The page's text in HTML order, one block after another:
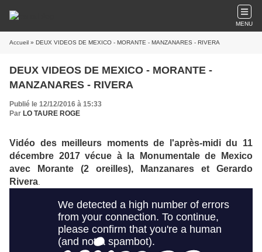
MENU
Accueil » DEUX VIDEOS DE MEXICO - MORANTE - MANZANARES - RIVERA
DEUX VIDEOS DE MEXICO - MORANTE -
MANZANARES - RIVERA
Publié le 12/12/2016 à 15:33
Par LO TAURE ROGE
Vidéo des meilleurs moments de l'après-midi du 11
décembre 2017 vécue à la Monumentale de Mexico
avec Morante (2 oreilles), Manzanares et Gerardo
Rivera